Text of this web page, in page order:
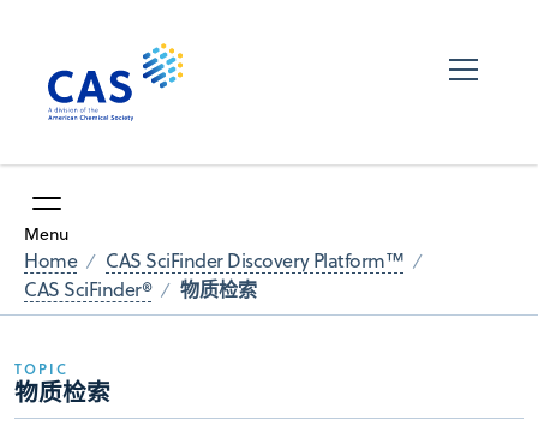
Menu
Home
CAS SciFinder Discovery Platform™
CAS SciFinder®
物质检索
TOPIC
物质检索